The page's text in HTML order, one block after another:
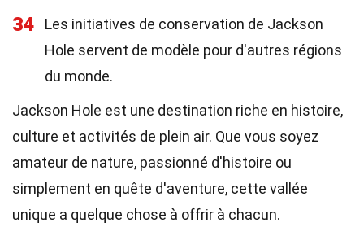
34
Les initiatives de conservation de Jackson
Hole servent de modèle pour d'autres régions
du monde.
Jackson Hole est une destination riche en histoire,
culture et activités de plein air. Que vous soyez
amateur de nature, passionné d'histoire ou
simplement en quête d'aventure, cette vallée
unique a quelque chose à offrir à chacun.